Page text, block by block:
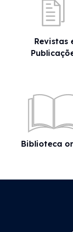
Revistas
Biblioteca